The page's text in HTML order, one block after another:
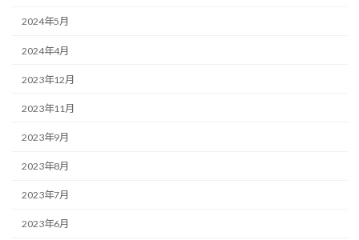
2024年5月
2024年4月
2023年12月
2023年11月
2023年9月
2023年8月
2023年7月
2023年6月